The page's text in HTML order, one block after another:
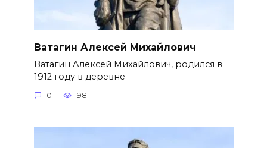
Ватагин Алексей Михайлович
Ватагин Алексей Михайлович, родился в
1912 году в деревне
0 98